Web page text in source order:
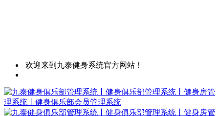
欢迎来到九泰健身系统官方网站！